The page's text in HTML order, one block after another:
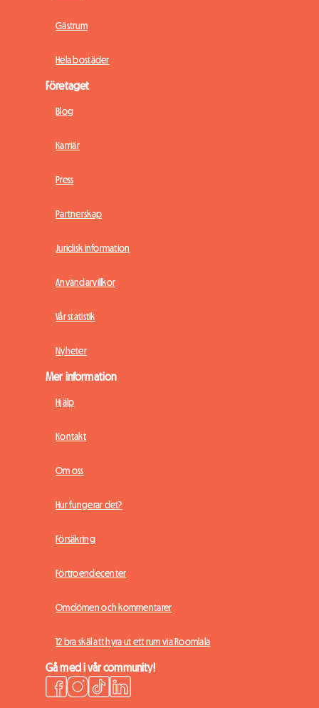
Gästrum
Hela bostäder
Företaget
Blog
Karriär
Press
Partnerskap
Juridisk information
Användarvillkor
Vår statistik
Nyheter
Mer information
Hjälp
Kontakt
Om oss
Hur fungerar det?
Försäkring
Förtroendecenter
Omdömen och kommentarer
12 bra skäl att hyra ut ett rum via Roomlala
Gå med i vår community!